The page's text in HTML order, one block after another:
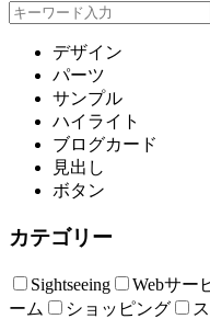
デザイン
パーツ
サンプル
ハイライト
ブログカード
見出し
ボタン
カテゴリー
Sightseeing Webサー
ーム
ショッピング